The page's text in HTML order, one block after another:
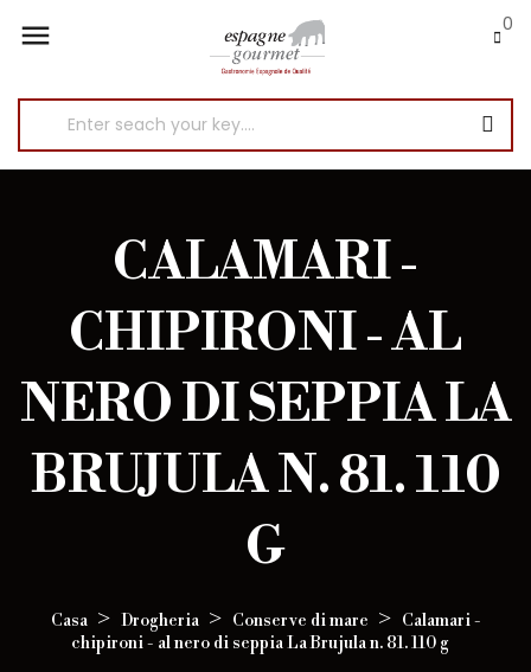
 0
CALAMARI -
CHIPIRONI - AL
NERO DI SEPPIA LA
BRUJULA N. 81. 110
G
Casa Drogheria Conserve di mare
Calamari -
chipironi - al nero di seppia La Brujula n. 81. 110 g